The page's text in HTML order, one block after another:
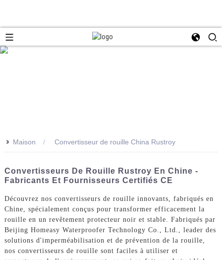
>> Maison Convertisseur de rouille China Rustroy
Convertisseurs De Rouille Rustroy En Chine -
Fabricants Et Fournisseurs Certifiés CE
Découvrez nos convertisseurs de rouille innovants, fabriqués en
Chine, spécialement conçus pour transformer efficacement la
rouille en un revêtement protecteur noir et stable. Fabriqués par
Beijing Homeasy Waterproofer Technology Co., Ltd., leader des
solutions d'imperméabilisation et de prévention de la rouille,
nos convertisseurs de rouille sont faciles à utiliser et